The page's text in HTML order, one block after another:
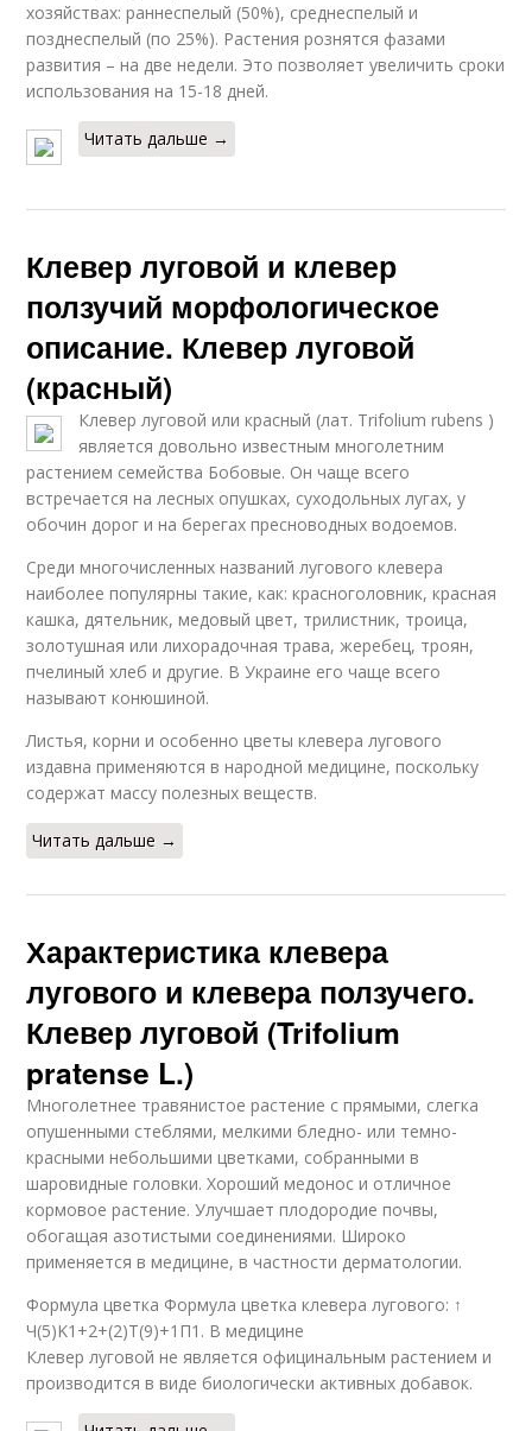
хозяйствах: раннеспелый (50%), среднеспелый и
позднеспелый (по 25%). Растения рознятся фазами
развития – на две недели. Это позволяет увеличить сроки
использования на 15-18 дней.
Читать дальше →
Клевер луговой и клевер
ползучий морфологическое
описание. Клевер луговой
(красный)
Клевер луговой или красный (лат. Trifolium rubens )
является довольно известным многолетним
растением семейства Бобовые. Он чаще всего
встречается на лесных опушках, суходольных лугах, у
обочин дорог и на берегах пресноводных водоемов.
Среди многочисленных названий лугового клевера
наиболее популярны такие, как: красноголовник, красная
кашка, дятельник, медовый цвет, трилистник, троица,
золотушная или лихорадочная трава, жеребец, троян,
пчелиный хлеб и другие. В Украине его чаще всего
называют конюшиной.
Листья, корни и особенно цветы клевера лугового
издавна применяются в народной медицине, поскольку
содержат массу полезных веществ.
Читать дальше →
Характеристика клевера
лугового и клевера ползучего.
Клевер луговой (Trifolium
pratense L.)
Многолетнее травянистое растение с прямыми, слегка
опушенными стеблями, мелкими бледно- или темно-
красными небольшими цветками, собранными в
шаровидные головки. Хороший медонос и отличное
кормовое растение. Улучшает плодородие почвы,
обогащая азотистыми соединениями. Широко
применяется в медицине, в частности дерматологии.
Формула цветка Формула цветка клевера лугового: ↑
Ч(5)K1+2+(2)Т(9)+1П1. В медицине
Клевер луговой не является официнальным растением и
производится в виде биологически активных добавок.